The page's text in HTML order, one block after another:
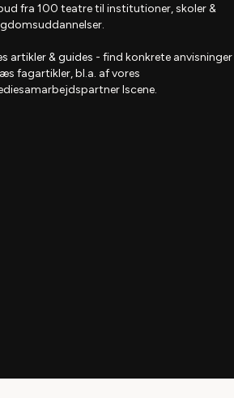
fra 100 teatre til institutioner, skoler &
artikler & guides - find konkrete anvisninger
fagartikler, bl.a. af vores
Iscene.